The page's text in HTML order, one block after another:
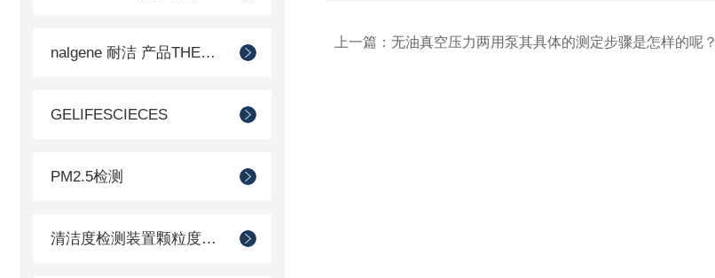
nalgene 耐洁 产品THERMO 赛默飞
GELIFESCIECES
PM2.5检测
清洁度检测装置颗粒度检测
上一篇： 无油真空压力两用泵其具体的测定步骤是怎样的呢？